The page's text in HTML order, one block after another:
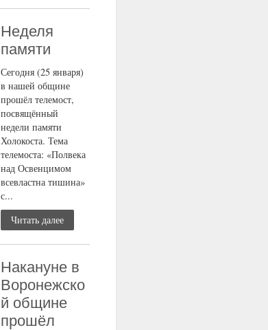
Неделя
памяти
Сегодня (25 января)
в нашей общине
прошёл телемост,
посвящённый
недели памяти
Холокоста. Тема
телемоста: «Полвека
над Освенцимом
всевластна тишина»
с...
Читать далее
Накануне в
Воронежско
й общине
прошёл